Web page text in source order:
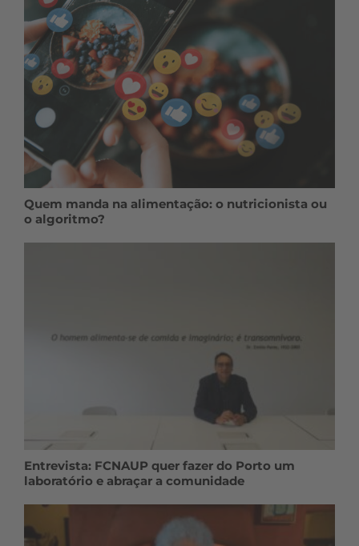
Quem manda na alimentação: o nutricionista ou
o algoritmo?
Entrevista: FCNAUP quer fazer do Porto um
laboratório e abraçar a comunidade